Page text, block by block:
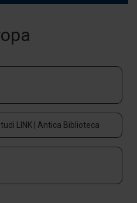
LINK | Antica Biblioteca